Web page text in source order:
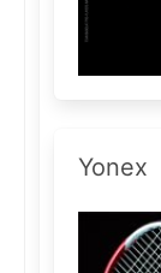
Yonex